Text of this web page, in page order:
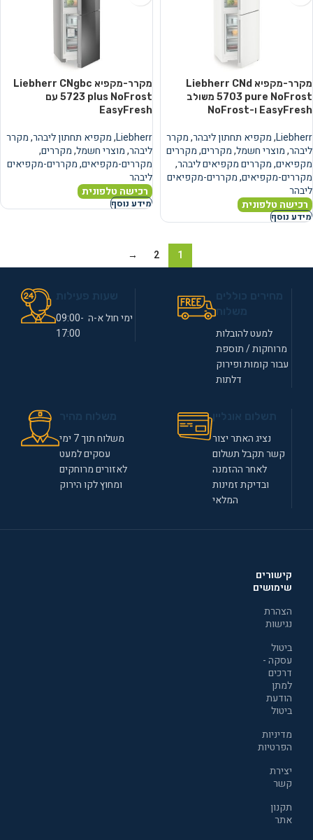
מקרר-מקפיא Liebherr CNd
5703 pure NoFrost משולב
EasyFresh ו-NoFrost
Liebherr
,מקפיא תחתון ליבהר,מקרר
ליבהר,מוצרי חשמל,מקררים,מקררים
מקפיאים,מקררים מקפיאים ליבהר,
מקררים-מקפיאים,מקררים-מקפיאים
ליבהר
רכישה טלפונית
מידע נוסף
מקרר-מקפיא Liebherr CNgbc
5723 plus NoFrost עם
EasyFresh
Liebherr
,מקפיא תחתון ליבהר,מקרר
ליבהר,מוצרי חשמל,מקררים,
מקררים-מקפיאים,מקררים-מקפיאים
ליבהר
רכישה טלפונית
מידע נוסף
1
2
→
למעט להובלות
מרוחקות / תוספת
עבור קומות ופירוק
דלתות
ימי חול א-ה 09:00-
17:00
נציג האתר יצור
קשר תקבל תשלום
לאחר ההזמנה
ובדיקת זמינות
המלאי
משלוח תוך 7 ימי
עסקים למעט
לאזורים מרוחקים
ומחוץ לקו הירוק
קישורים
שימושים
הצהרת
נגישות
ביטול
עסקה -
דרכים
למתן
הודעת
ביטול
מדיניות
הפרטיות
יצירת
קשר
תקנון
אתר